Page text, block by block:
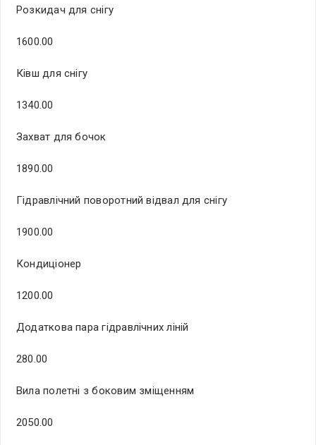
Розкидач для снігу
1600.00
Ківш для снігу
1340.00
Захват для бочок
1890.00
Гідравлічний поворотний відвал для снігу
1900.00
Кондиціонер
1200.00
Додаткова пара гідравлічних ліній
280.00
Вила полетні з боковим зміщенням
2050.00